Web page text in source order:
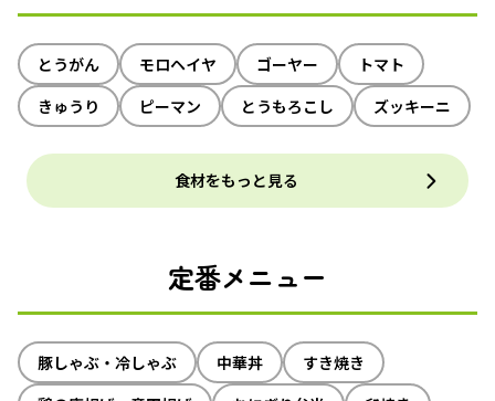
とうがん モロヘイヤ ゴーヤー
トマト
きゅうり
ピーマン とうもろこし ズッキーニ
食材をもっと見る
定番メニュー
豚しゃぶ・冷しゃぶ 中華丼
すき焼き